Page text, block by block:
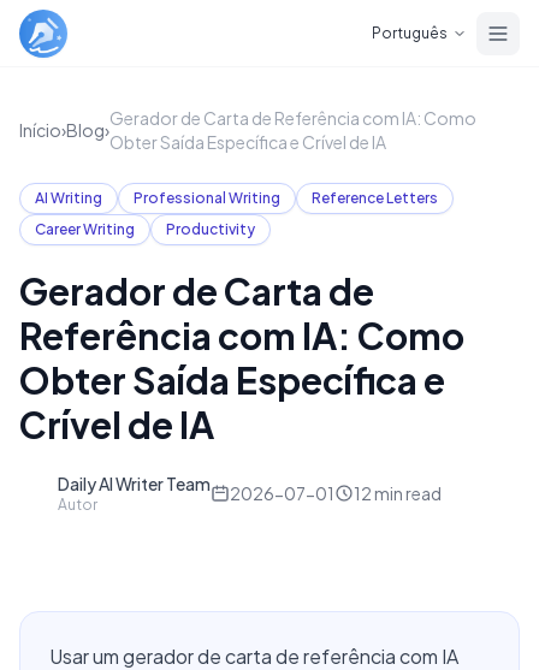
Português
Início›Blog›
Gerador de Carta de Referência com IA: Como
Obter Saída Específica e Crível de IA
AI Writing Professional Writing
Reference Letters
Career Writing
Productivity
Gerador de Carta de
Referência com IA: Como
Obter Saída Específica e
Crível de IA
Daily AI Writer Team
Autor
2026-07-01 12 min read
Usar um gerador de carta de referência com IA